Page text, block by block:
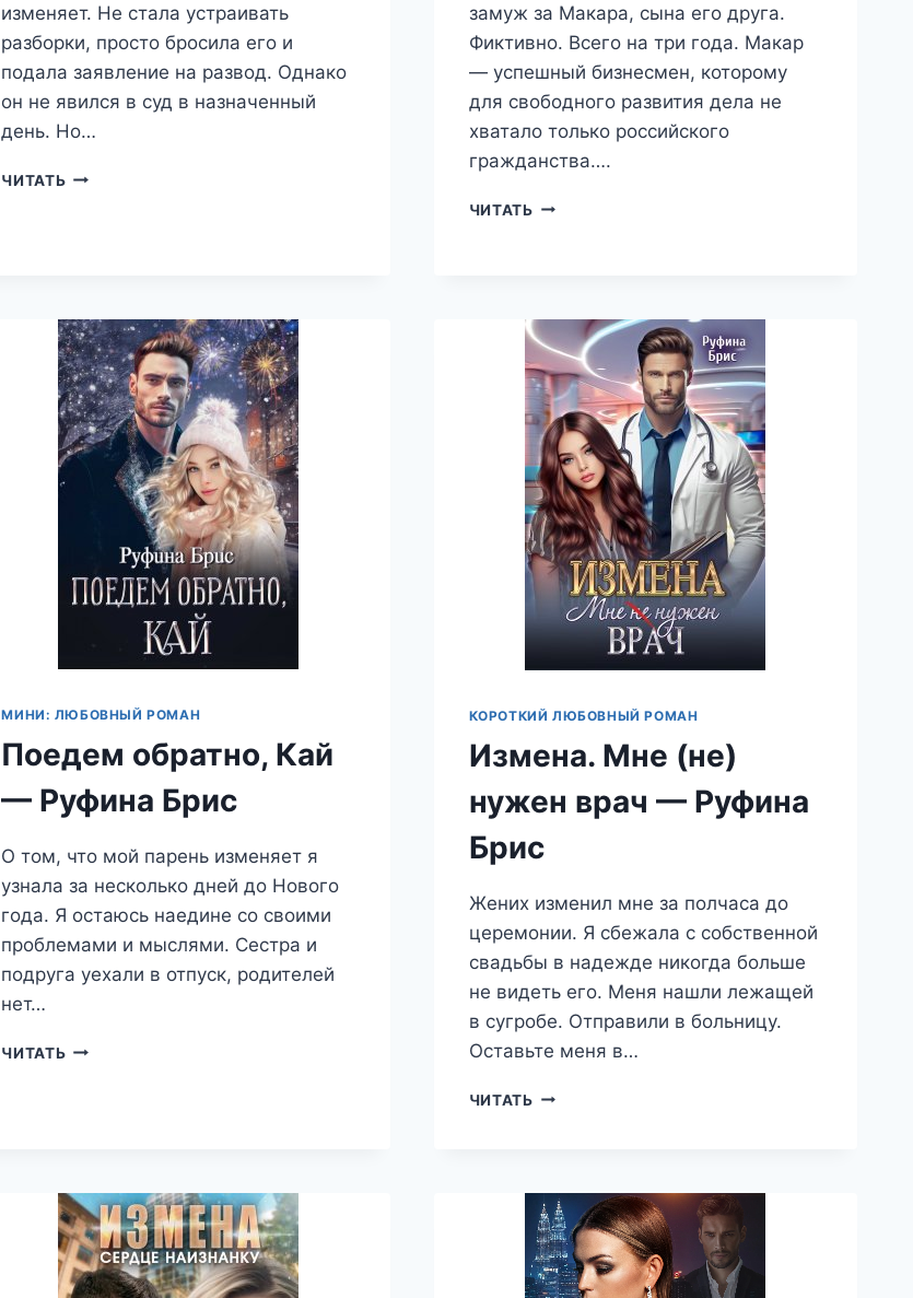
изменяет. Не стала устраивать
разборки, просто бросила его и
подала заявление на развод. Однако
он не явился в суд в назначенный
день. Но…
ЧИТАТЬ РАЗВОД.
замуж за Макара, сына его друга.
Фиктивно. Всего на три года. Макар
— успешный бизнесмен, которому
для свободного развития дела не
хватало только российского
гражданства….
ЧИТАТЬ РАЗВОД.
РУФИНА
БРИС
МИНИ: ЛЮБОВНЫЙ РОМАН
Поедем обратно, Кай
— Руфина Брис
О том, что мой парень изменяет я
узнала за несколько дней до Нового
года. Я остаюсь наедине со своими
проблемами и мыслями. Сестра и
подруга уехали в отпуск, родителей
нет…
ЧИТАТЬ ПОЕДЕМ
КОРОТКИЙ ЛЮБОВНЫЙ РОМАН
Измена. Мне (не)
нужен врач — Руфина
Брис
Жених изменил мне за полчаса до
церемонии. Я сбежала с собственной
свадьбы в надежде никогда больше
не видеть его. Меня нашли лежащей
в сугробе. Отправили в больницу.
Оставьте меня в…
ЧИТАТЬ ИЗМЕНА.
—
РУФИНА
БРИС